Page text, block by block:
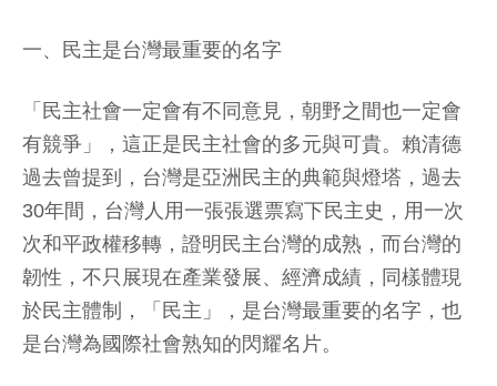
一、民主是台灣最重要的名字
「民主社會一定會有不同意見，朝野之間也一定會
有競爭」，這正是民主社會的多元與可貴。賴清德
過去曾提到，台灣是亞洲民主的典範與燈塔，過去
30年間，台灣人用一張張選票寫下民主史，用一次
次和平政權移轉，證明民主台灣的成熟，而台灣的
韌性，不只展現在產業發展、經濟成績，同樣體現
於民主體制，「民主」，是台灣最重要的名字，也
是台灣為國際社會熟知的閃耀名片。